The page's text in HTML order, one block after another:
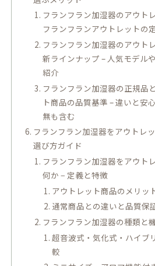
フランフラン加湿器のアウト
フランフランアウトレットの
フランフラン加湿器のアウト
新ラインナップ – 人気モデル
紹介
フランフラン加湿器の正規品
ト商品の品質基準 – 違いと安
無も含む
フランフラン加湿器をアウトレ
選び方ガイド
フランフラン加湿器をアウト
何か − 定義と特徴
アウトレット商品のメリッ
通常商品との違いと品質保
フランフラン加湿器の種類と
超音波式・気化式・ハイブ
較